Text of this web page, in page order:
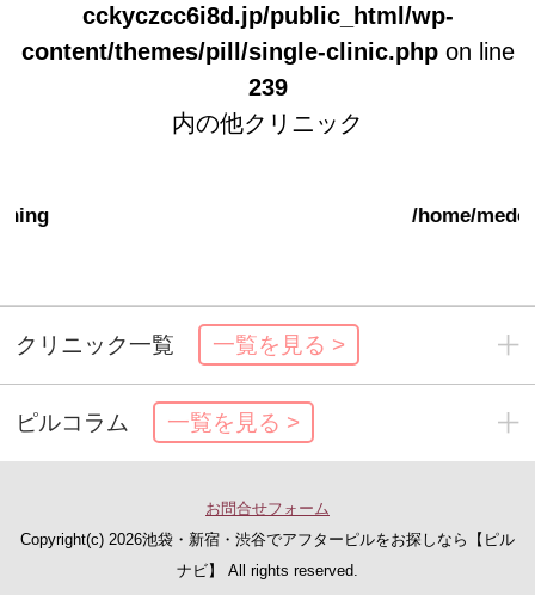
cckyczcc6i8d.jp/public_html/wp-
content/themes/pill/single-clinic.phpon line
239
内の他クリニック
/home/medorder/xn--
クリニック一覧 一覧を見る >
ピルコラム 一覧を見る >
お問合せフォーム
Copyright(c) 2026池袋・新宿・渋谷でアフターピルをお探しなら【ピル
ナビ】 All rights reserved.